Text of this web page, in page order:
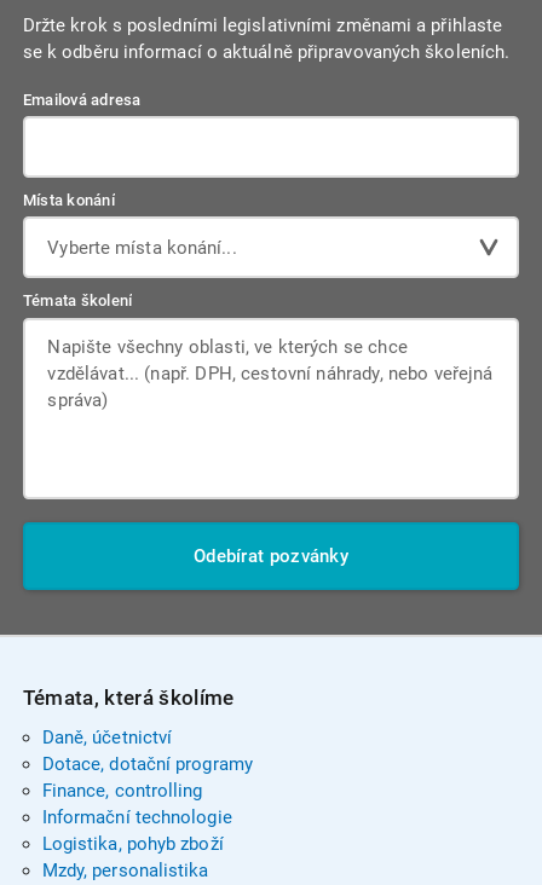
zákon o obchodních korporacích.
Držte krok s posledními legislativními změnami a přihlaste
se k odběru informací o aktuálně připravovaných školeních.
Emailová adresa
Místa konání
Vyberte místa konání...
Témata školení
Odebírat pozvánky
Témata, která školíme
Daně, účetnictví
Dotace, dotační programy
Finance, controlling
Informační technologie
Logistika, pohyb zboží
Mzdy, personalistika